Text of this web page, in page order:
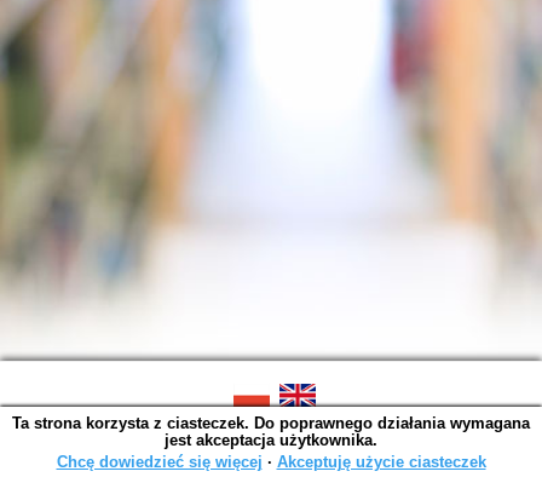
SOWA OPAC v. 6.11.10 (2026-07-24)
Wygenerowano w 0,0030 s.
Ta strona korzysta z ciasteczek. Do poprawnego działania wymagana
jest akceptacja użytkownika.
Chcę dowiedzieć się więcej ∙ Akceptuję użycie ciasteczek